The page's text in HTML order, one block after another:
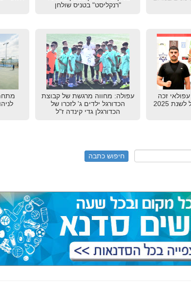
"רנקליסט" בטניס שולחן
זכה
2025
עפולה: מחווה מרגשת של קבוצת
הכדורגל ילדים ג' לזכרו של
הכדורגלן גדי קינדה ז"ל